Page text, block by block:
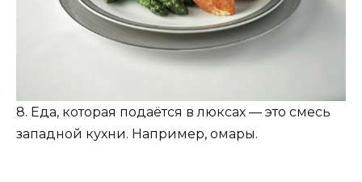
8. Еда, которая подаётся в люксах — это смесь
западной кухни. Например, омары.